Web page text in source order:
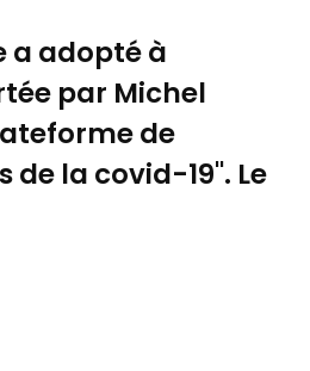
a adopté à
par Michel
de
la covid-19". Le